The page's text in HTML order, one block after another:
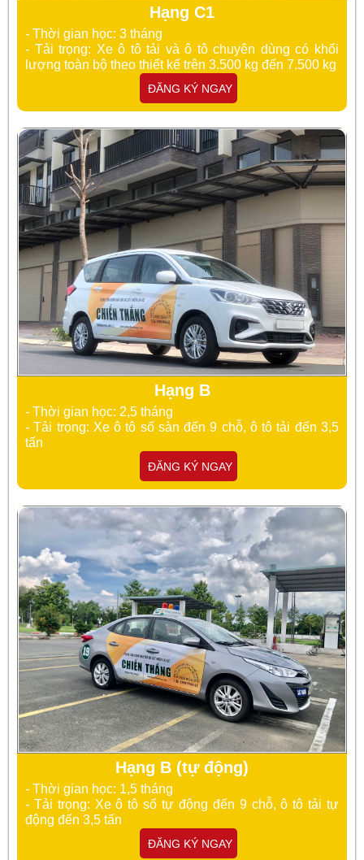
Hạng C1
- Thời gian học: 3 tháng
- Tải trọng: Xeô tô tải và ô tô chuyên dùng có khối
lượng toàn bộ theo thiết kế trên 3.500 kg đến 7.500 kg
ĐĂNG KÝ NGAY
Hạng B
- Thời gian học: 2,5 tháng
- Tải trọng: Xe ô tô số sàn đến 9 chỗ, ô tô tải đến 3,5
tấn
ĐĂNG KÝ NGAY
Hạng B (tự động)
- Thời gian học: 1,5 tháng
- Tải trọng: Xe ô tô số tự động đến 9 chỗ, ô tô tải tự
động đến 3,5 tấn
ĐĂNG KÝ NGAY